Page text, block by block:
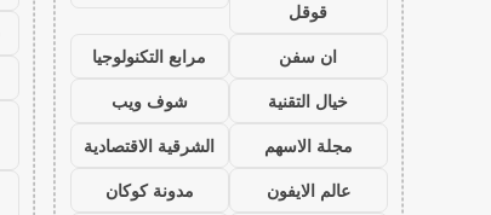
قوقل
ان سفن
مرابع التكنولوجيا
خيال التقنية
شوف ويب
مجلة الاسهم
الشرقية الاقتصادية
عالم الايفون
مدونة كوكان